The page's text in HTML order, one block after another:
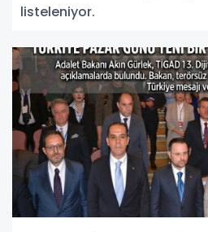
listeleniyor.